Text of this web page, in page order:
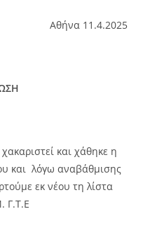
Αθήνα 11.4.2025
και χάθηκε η
και λόγω αναβάθμισης
εκ νέου τη λίστα
Γ.Τ.Ε